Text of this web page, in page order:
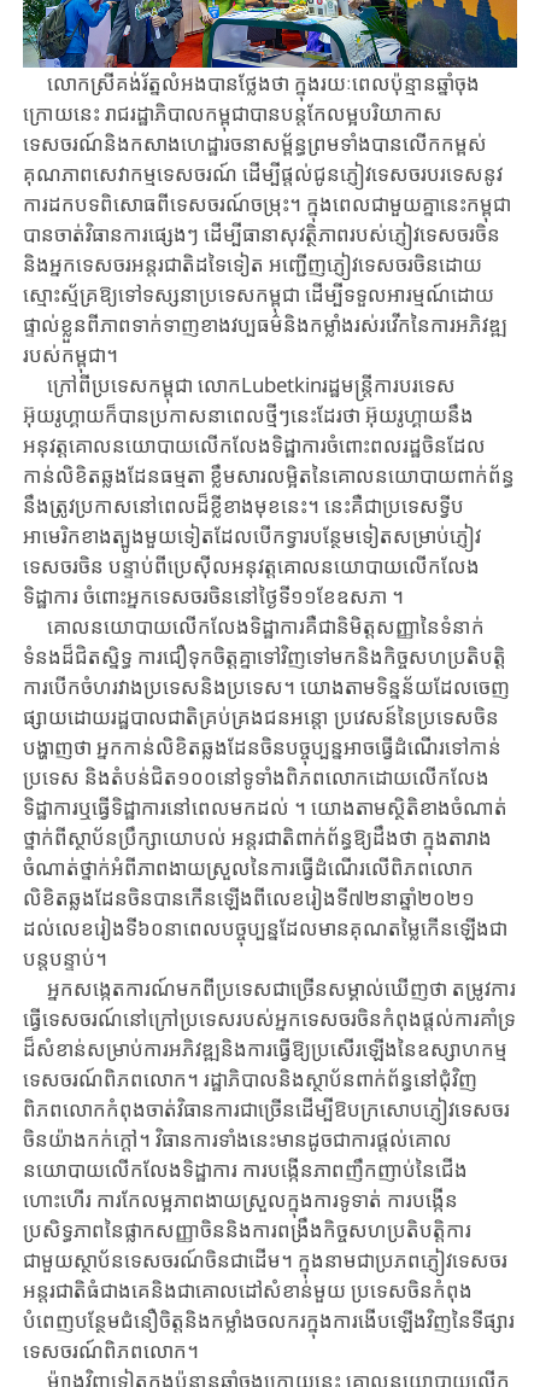
លោកស្រីគង់​រ័ត្ន​លំអងបាន​ថ្លែង​ថា ក្នុងរយៈពេលប៉ុន្មានឆ្នាំចុង
ក្រោយនេះ រាជ​​រដ្ឋាភិបាល​កម្ពុជា​បាន​បន្ត​កែ​លម្អ​បរិយាកាស​
ទេសចរណ៍​និង​កសាង​ហេដ្ឋា​រចនា​សម្ព័ន្ធ​ព្រម​ទាំង​បាន​លើកកម្ពស់
គុណភាពសេវាកម្មទេសចរណ៍ ដើម្បីផ្តល់​ជូនភ្ញៀវ​ទេសចរ​បរទេស​នូវ​
ការ​ដ​កបទពិសោធពីទេសចរណ៍ចម្រុះ។ ក្នុង​ពេល​ជាមួយ​គ្នានេះ​កម្ពុជា​
បាន​ចាត់​វិធានការ​ផ្សេង​ៗ ដើម្បីធានា​សុវត្ថិភាព​របស់​ភ្ញៀវ​ទេសចរ​ចិន​
និង​អ្នកទេសចរ​អន្តរជាតិ​ដទៃទៀត អញ្ជើញភ្ញៀវទេសចរចិនដោយ
ស្មោះស្ម័គ្រឱ្យទៅទស្សនាប្រទេសកម្ពុជា ដើម្បី​ទទួល​អារម្មណ៍​ដោយ
ផ្ទាល់​ខ្លួនពីភាពទាក់ទាញខាងវប្បធម៌និងកម្លាំងរស់រវើកនៃ​ការ​អភិវឌ្ឍ​
របស់កម្ពុជា​។
ក្រៅពីប្រទេសកម្ពុជា លោកLubetkinរដ្ឋមន្ត្រីការបរទេស
អ៊ុយរូហ្គាយក៏បានប្រកាស​នាពេលថ្មីៗនេះដែរថា អ៊ុយរូហ្គាយនឹង
អនុវត្តគោលនយោបាយលើកលែងទិដ្ឋាការចំពោះ​ពលរដ្ឋចិនដែល
កាន់លិខិតឆ្លងដែនធម្មតា ខ្លឹមសារ​លម្អិត​នៃ​គោលនយោបាយ​ពាក់ព័ន្ធ
​នឹង​ត្រូវ​ប្រកាស​នៅពេលដ៏ខ្លីខាងមុខនេះ។ នេះ​គឺជា​ប្រទេស​ទ្វីប​
អាមេរិក​ខាង​ត្បូង​មួយ​ទៀត​ដែល​​​បើកទ្វារបន្ថែមទៀតសម្រាប់ភ្ញៀវ
ទេសចរចិន​ បន្ទាប់​ពី​ប្រេស៊ីល​អនុវត្ត​គោល​នយោបាយ​លើកលែង
ទិដ្ឋាការ ចំពោះ​អ្នកទេសចរចិននៅថ្ងៃទី១១​ខែឧសភា ។
គោលនយោបាយលើកលែងទិដ្ឋាការគឺជានិមិត្តសញ្ញា​នៃទំនាក់
ទំនងដ៏ជិតស្និទ្ធ ការជឿទុកចិត្តគ្នាទៅវិញទៅមកនិងកិច្ចសហប្រតិបត្តិ
ការបើកចំហរវាងប្រទេសនិង​ប្រទេស។ យោងតាមទិន្នន័យដែលចេញ
ផ្សាយដោយរដ្ឋបាលជាតិគ្រប់គ្រងជនអន្តោ ប្រវេសន៍នៃប្រទេស​ចិន
បង្ហាញថា អ្នកកាន់​លិខិត​ឆ្លង​ដែន​ចិន​បច្ចុប្បន្ន​អាច​ធ្វើ​ដំណើរ​ទៅ​កាន់​
ប្រទេស និងតំបន់ជិត​១០០​នៅ​ទូទាំង​ពិភពលោក​ដោយ​លើក​លែង​
ទិដ្ឋាការ​ឬ​ធ្វើ​ទិដ្ឋាការ​​នៅពេលមកដល់​ ។ យោងតាមស្ថិតិខាងចំណាត់
ថ្នាក់ពីស្ថាប័នប្រឹក្សាយោបល់ អន្តរជាតិពាក់ព័ន្ធឱ្យដឹងថា ក្នុងតារាង
ចំណាត់ថ្នាក់អំពីភាពងាយស្រួលនៃ​ការ​ធ្វើ​ដំណើរ​លើ​ពិភពលោក
លិខិតឆ្លងដែនចិនបានកើនឡើងពីលេខរៀងទី​៧២​នាឆ្នាំ២០២១​
ដល់លេខរៀង​ទី​៦០​នាពេលបច្ចុប្បន្នដែលមានគុណតម្លៃកើនឡើងជា
បន្តបន្ទាប់​។
អ្នកសង្កេតការណ៍​មកពីប្រទេសជាច្រើនសម្គាល់ឃើញថា តម្រូវការ​
ធ្វើ​ទេសចរណ៍​នៅ​ក្រៅប្រទេសរបស់អ្នកទេសចរចិនកំពុងផ្តល់ការគាំទ្រ
ដ៏សំខាន់សម្រាប់ការអភិវឌ្ឍ​និង​ការធ្វើឱ្យប្រសើរឡើងនៃឧស្សាហកម្ម
ទេសចរណ៍ពិភពលោក។ រដ្ឋាភិបាល​និង​ស្ថាប័ន​ពាក់​ព័ន្ធ​នៅជុំវិញ
ពិភពលោក​កំពុងចាត់វិធានការជាច្រើន​ដើម្បី​ឱប​ក្រសោប​ភ្ញៀវ​ទេសចរ​
ចិន​យ៉ាង​កក់ក្តៅ។ វិធានការទាំងនេះមានដូចជា​ការផ្តល់គោល
នយោបាយ​លើកលែង​ទិដ្ឋាការ ការ​បង្កើ​នភាពញឹកញាប់នៃជើង​
ហោះហើរ ការ​កែលម្អភាពងាយស្រួលក្នុងការទូទាត់ ​ការបង្កើន
ប្រសិទ្ធភាព​នៃផ្លាកសញ្ញាចិននិងការពង្រឹងកិច្ចសហប្រតិបត្តិការ
ជាមួយ​ស្ថាប័ន​ទេសចរណ៍ចិនជាដើម​។ ក្នុងនាមជាប្រភពភ្ញៀវទេសចរ
អន្តរជាតិធំជាងគេនិង​ជា​គោល​ដៅ​សំខាន់មួយ ប្រទេសចិនកំពុង
បំពេញ​បន្ថែមជំនឿចិត្តនិងកម្លាំង​ចលករ​ក្នុង​ការ​ងើប​ឡើង​វិញ​​នៃ​ទីផ្សារ
ទេសចរណ៍ពិភពលោក។
ម៉្យាងវិញទៀតក្នុងប៉ុន្មានឆ្នាំចុង​​ក្រោយនេះ គោលនយោបាយ​លើក​